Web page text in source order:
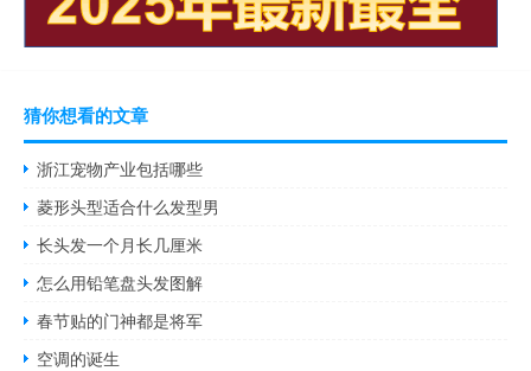
猜你想看的文章
浙江宠物产业包括哪些
菱形头型适合什么发型男
长头发一个月长几厘米
怎么用铅笔盘头发图解
春节贴的门神都是将军
空调的诞生